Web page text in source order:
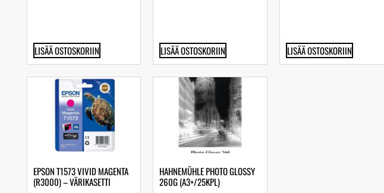
LISÄÄ OSTOSKORIIN LISÄÄ OSTOSKORIIN LISÄÄ OSTOSKORIIN
EPSON T1573 VIVID MAGENTA
(R3000) – VÄRIKASETTI
HAHNEMÜHLE PHOTO GLOSSY
260G (A3+/25KPL)